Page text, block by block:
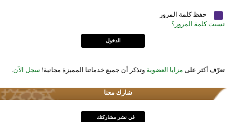
حفظ كلمة المرور
نسيت كلمة المرور؟
تعرّف أكثر على مزايا العضوية وتذكر أن جميع خدماتنا المميزة مجانية! سجل الآن
شارك معنا
في نشر مشاركتك